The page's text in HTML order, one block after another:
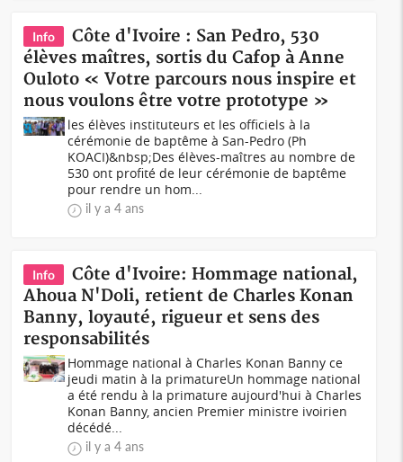
Info
Côte d'Ivoire : San Pedro, 530
élèves maîtres, sortis du Cafop à Anne
Ouloto « Votre parcours nous inspire et
nous voulons être votre prototype »
les élèves instituteurs et les officiels à la
cérémonie de baptême à San-Pedro (Ph
KOACI)&nbsp;Des élèves-maîtres au nombre de
530 ont profité de leur cérémonie de baptême
pour rendre un hom...
il y a 4 ans
Info
Côte d'Ivoire: Hommage national,
Ahoua N'Doli, retient de Charles Konan
Banny, loyauté, rigueur et sens des
responsabilités
Hommage national à Charles Konan Banny ce
jeudi matin à la primature Un hommage national
a été rendu à la primature aujourd'hui à Charles
Konan Banny, ancien Premier ministre ivoirien
décédé...
il y a 4 ans